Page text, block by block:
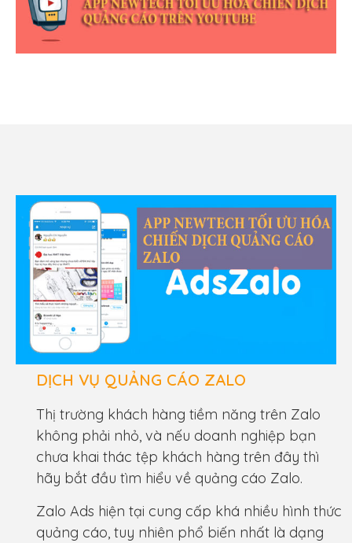
DỊCH VỤ QUẢNG CÁO ZALO
Thị trường khách hàng tiềm năng trên Zalo
không phải nhỏ, và nếu doanh nghiệp bạn
chưa khai thác tệp khách hàng trên đây thì
hãy bắt đầu tìm hiểu về quảng cáo Zalo.
Zalo Ads hiện tại cung cấp khá nhiều hình thức
quảng cáo, tuy nhiên phổ biến nhất là dạng